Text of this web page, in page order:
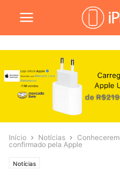
Início Notícias
confirmado pela Apple
Notícias